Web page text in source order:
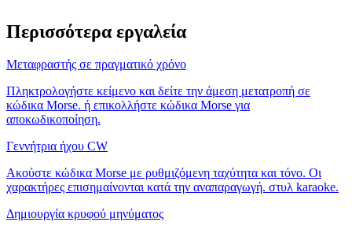
Περισσότερα εργαλεία
Μεταφραστής σε πραγματικό χρόνο
Πληκτρολογήστε κείμενο και δείτε την άμεση μετατροπή σε
κώδικα Morse. ή επικολλήστε κώδικα Morse για
αποκωδικοποίηση.
Γεννήτρια ήχου CW
Ακούστε κώδικα Morse με ρυθμιζόμενη ταχύτητα και τόνο. Οι
χαρακτήρες επισημαίνονται κατά την αναπαραγωγή. στυλ karaoke.
Δημιουργία κρυφού μηνύματος